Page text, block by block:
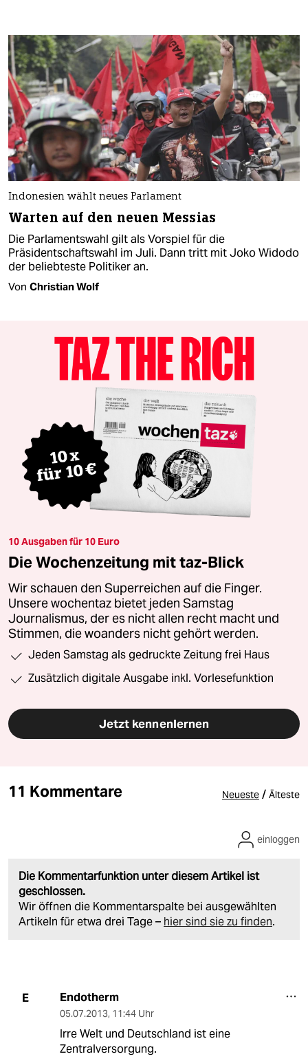
Indonesien wählt neues Parlament
Warten auf den neuen Messias
Die Parlamentswahl gilt als Vorspiel für die
Präsidentschaftswahl im Juli. Dann tritt mit Joko Widodo
der beliebteste Politiker an.
Von Christian Wolf
10 Ausgaben für 10 Euro
Die Wochenzeitung mit taz-Blick
Wir schauen den Superreichen auf die Finger.
Unsere wochentaz bietet jeden Samstag
Journalismus, der es nicht allen recht macht und
Stimmen, die woanders nicht gehört werden.
Jeden Samstag als gedruckte Zeitung frei Haus
Zusätzlich digitale Ausgabe inkl. Vorlesefunktion
Jetzt kennenlernen
11 Kommentare Neueste / Älteste
Die Kommentarfunktion unter diesem Artikel ist
geschlossen.
Wir öffnen die Kommentarspalte bei ausgewählten
Artikeln für etwa drei Tage – hier sind sie zu finden.
einloggen
E Endotherm
05.07.2013, 11:44 Uhr
Irre Welt und Deutschland ist eine
Zentralversorgung.